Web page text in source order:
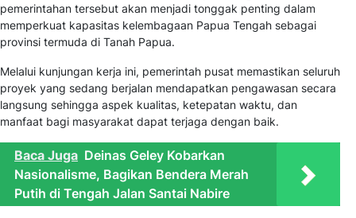
pemerintahan tersebut akan menjadi tonggak penting dalam
memperkuat kapasitas kelembagaan Papua Tengah sebagai
provinsi termuda di Tanah Papua.
Melalui kunjungan kerja ini, pemerintah pusat memastikan seluruh
proyek yang sedang berjalan mendapatkan pengawasan secara
langsung sehingga aspek kualitas, ketepatan waktu, dan
manfaat bagi masyarakat dapat terjaga dengan baik.
Baca Juga Deinas Geley Kobarkan
Nasionalisme, Bagikan Bendera Merah
Putih di Tengah Jalan Santai Nabire